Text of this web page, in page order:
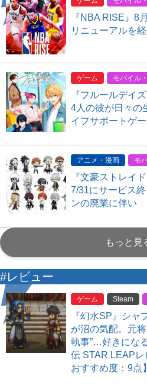
『NBA RISE』8
リニューアルを
ゲーム モバイル
『フルールデイ
4人の彼が日々の
イフサポートゲ
アニメ・漫画 モ
『文豪ストレイ
7/31にサービス
ンの廃業に伴い
もっと見
#レビュー
ゲーム Steam
『幻水SP』シャ
が沼の気配。元
執事”…好きにな
伝 STAR LEAP
おすすめ度：9点】